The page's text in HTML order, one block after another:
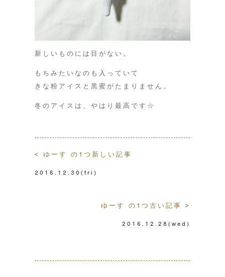
新しいものには目がない。
もちみたいなのも入っていて
きな粉アイスと黒蜜がたまりません。
冬のアイスは、やはり最高です☆
< ゆーす の1つ新しい記事
2016.12.30 (fri)
ゆーす の1つ古い記事 >
2016.12.28 (wed)